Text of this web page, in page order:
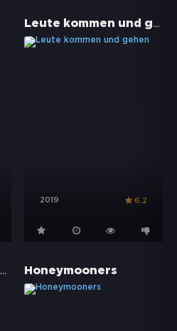
Leute kommen und gehen
2019 6.2
Das Leben ist ein Wunder Honeymooners